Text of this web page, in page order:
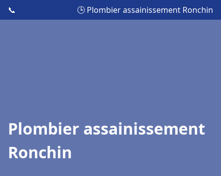
📞 🕒 Plombier assainissement Ronchin
Plombier assainissement
Ronchin